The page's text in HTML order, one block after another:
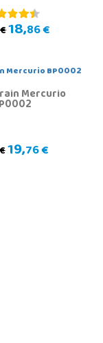
18,86 €
Mercurio
19,76 €